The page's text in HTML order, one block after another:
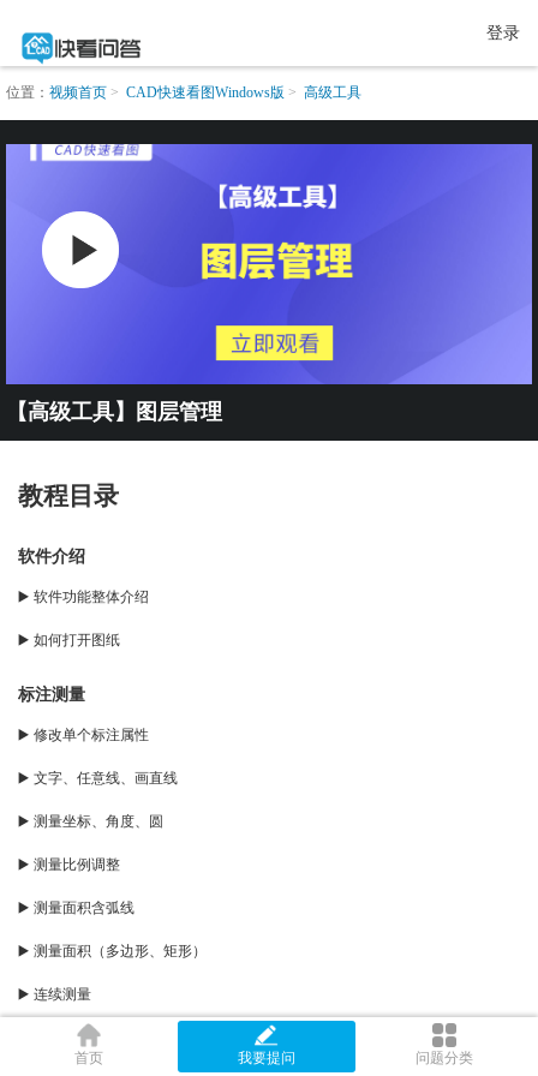
登录
位置： 视频首页 CAD快速看图Windows版 高级工具
【高级工具】图层管理
教程目录
软件介绍
▶️ 软件功能整体介绍
▶️ 如何打开图纸
标注测量
▶️ 修改单个标注属性
▶️ 文字、任意线、画直线
▶️ 测量坐标、角度、圆
▶️ 测量比例调整
▶️ 测量面积含弧线
▶️ 测量面积（多边形、矩形）
▶️ 连续测量
▶️ 点到直线距离
首页 我要提问 问题分类